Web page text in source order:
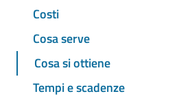
Costi
Cosa serve
Cosa si ottiene
Tempi e scadenze